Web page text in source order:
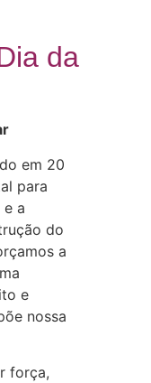
da
em 20
para
a
do
a
e
nossa
força,